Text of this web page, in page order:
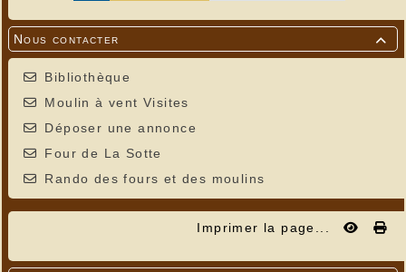

Nous contacter
Bibliothèque
Moulin à vent Visites
Déposer une annonce
Four de La Sotte
Rando des fours et des moulins
Imprimer la page...